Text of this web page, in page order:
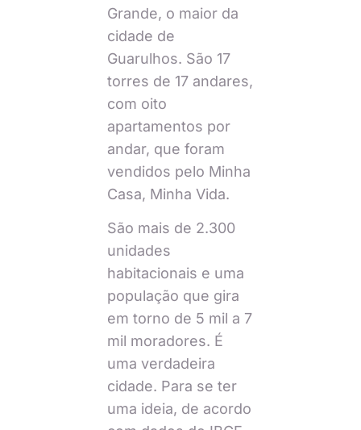
Grande, o maior da
cidade de
Guarulhos. São 17
torres de 17 andares,
com oito
apartamentos por
andar, que foram
vendidos pelo Minha
Casa, Minha Vida.
São mais de 2.300
unidades
habitacionais e uma
população que gira
em torno de 5 mil a 7
mil moradores. É
uma verdadeira
cidade. Para se ter
uma ideia, de acordo